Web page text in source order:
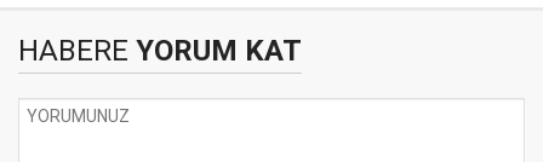
HABERE YORUM KAT